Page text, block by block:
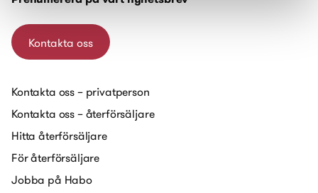
Kontakta oss
Kontakta oss – privatperson
Kontakta oss – återförsäljare
Hitta återförsäljare
För återförsäljare
Jobba på Habo